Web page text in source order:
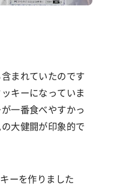
まれていたのです
キーになっていま
一番食べやすかっ
大健闘が印象的で
ーを作りました